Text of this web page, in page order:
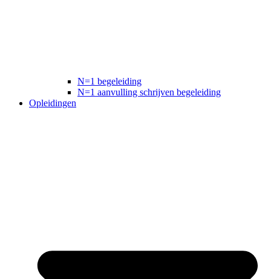
N=1 begeleiding
N=1 aanvulling schrijven begeleiding
Opleidingen